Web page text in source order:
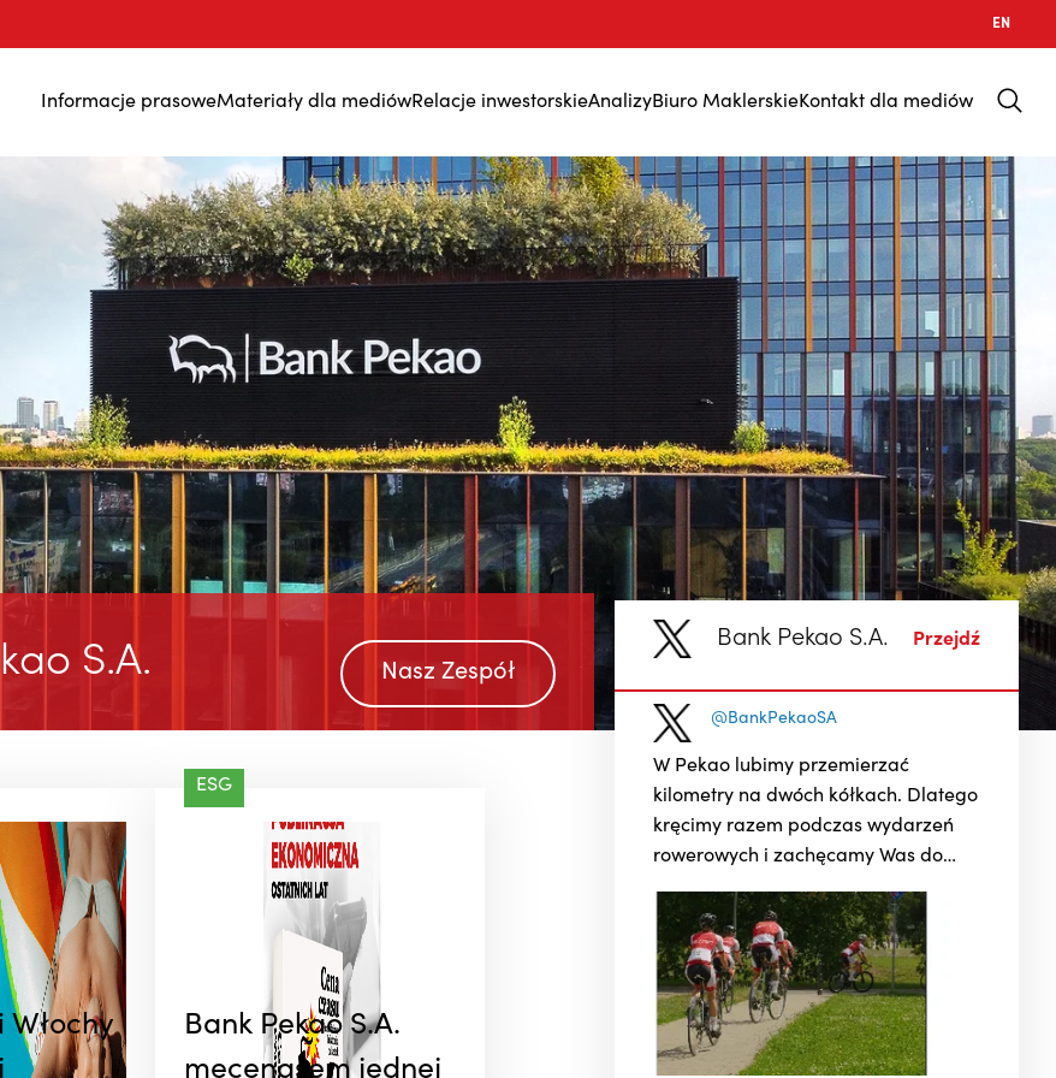
EN
Informacje prasoweMateriały dla mediówRelacje inwestorskieAnalizyBiuro MaklerskieKontakt dla mediów
S.A. Nasz Zespół
Włochy
ESG
Bank Pekao S.A.
mecenasem jednej
Bank Pekao S.A. Przejdź
@BankPekaoSA
W Pekao lubimy przemierzać
kilometry na dwóch kółkach. Dlatego
kręcimy razem podczas wydarzeń
rowerowych i zachęcamy Was do
wspólnej jazdy. Najbliższy
przystanek? Sobota i ORLEN Tour de
Pologne Amatorów w Bukowinie
Tatrzańskiej. ...
@BankPekaoSA
Ten weekend możemy opowiedzieć
przejechanymi kilometrami,
uśmiechami i niesamowitą energią!
Pekao Rzeszów Bike Festival
połączył miasto, sport oraz
miłośniczki i miłośników dwóch kółek
Sportowa zajawka najmłodszych
pokazała, że rowerowa pasja może
zacząć się naprawdę wcześnie. ...